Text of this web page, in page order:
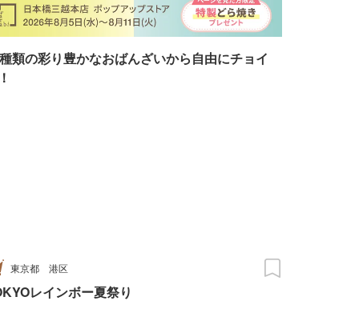
類の彩り豊かなおばんざいから自由にチョイ
東京都 港区
レインボー夏祭り